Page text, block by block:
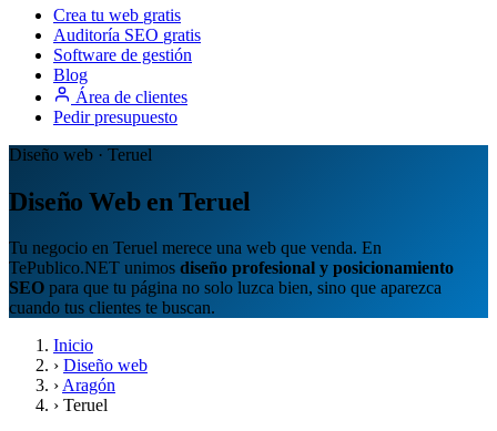
Crea tu web gratis
Auditoría SEO gratis
Software de gestión
Blog
Área de clientes
Pedir presupuesto
Diseño web · Teruel
Diseño Web en Teruel
Tu negocio en Teruel merece una web que venda. En
TePublico.NET unimos diseño profesional y posicionamiento
SEO para que tu página no solo luzca bien, sino que aparezca
cuando tus clientes te buscan.
Inicio
› Diseño web
› Aragón
› Teruel